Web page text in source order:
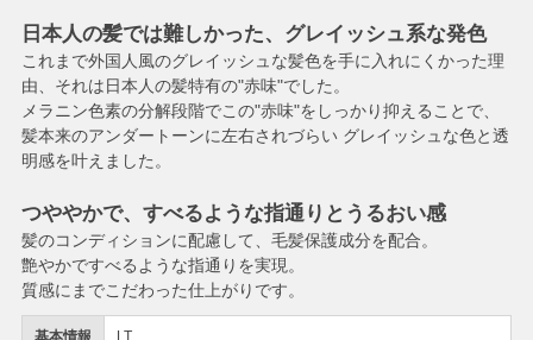
基本情報 LT
日本人の髪では難しかった、グレイッシュ系な発色
これまで外国人風のグレイッシュな髪色を手に入れにくかった理
由、それは日本人の髪特有の"赤味"でした。
メラニン色素の分解段階でこの"赤味"をしっかり抑えることで、
髪本来のアンダートーンに左右されづらい グレイッシュな色と透
明感を叶えました。
つややかで、すべるような指通りとうるおい感
髪のコンディションに配慮して、毛髪保護成分を配合。
艶やかですべるような指通りを実現。
質感にまでこだわった仕上がりです。